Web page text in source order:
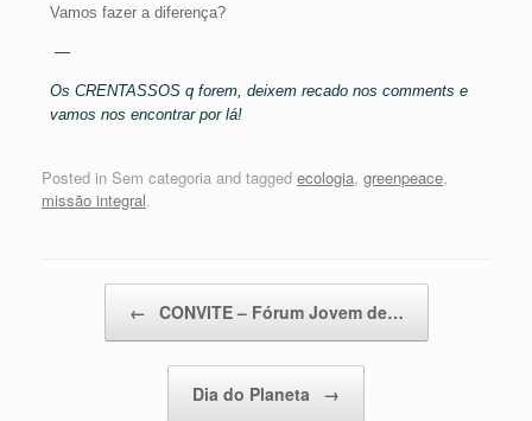
Vamos fazer a diferença?
—
Os CRENTASSOS q forem, deixem recado nos comments e
vamos nos encontrar por lá!
Posted in Sem categoria and tagged ecologia, greenpeace,
missão integral.
← CONVITE – Fórum Jovem de…
Dia do Planeta →